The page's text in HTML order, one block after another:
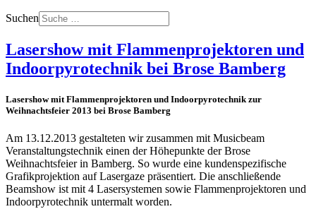
Suchen
Lasershow mit Flammenprojektoren und
Indoorpyrotechnik bei Brose Bamberg
Lasershow mit Flammenprojektoren und Indoorpyrotechnik zur
Weihnachtsfeier 2013 bei Brose Bamberg
Am 13.12.2013 gestalteten wir zusammen mit Musicbeam
Veranstaltungstechnik einen der Höhepunkte der Brose
Weihnachtsfeier in Bamberg. So wurde eine kundenspezifische
Grafikprojektion auf Lasergaze präsentiert. Die anschließende
Beamshow ist mit 4 Lasersystemen sowie Flammenprojektoren und
Indoorpyrotechnik untermalt worden.